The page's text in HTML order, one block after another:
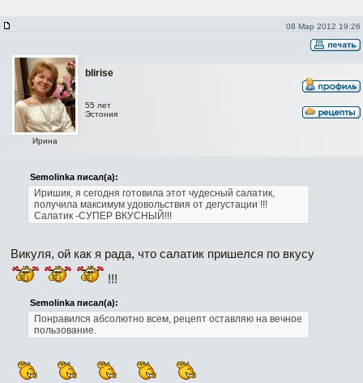
08 Мар 2012 19:26
blirise
Ирина
55 лет
Эстония
Semolinka писал(а):
Иришик, я сегодня готовила этот чудесный салатик,
получила максимум удовольствия от дегустации !!!
Салатик -СУПЕР ВКУСНЫЙ!!!
Викуля, ой как я рада, что салатик пришелся по вкусу
!!!
Semolinka писал(а):
Понравился абсолютно всем, рецепт оставляю на вечное
пользование.